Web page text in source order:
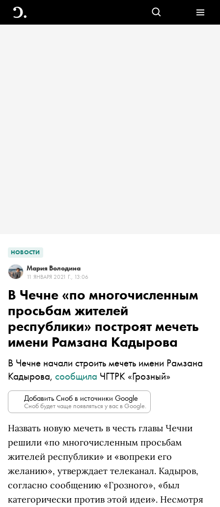
НОВОСТИ
Мария Володина
11 ЯНВАРЯ 2021 Г., 13:06
В Чечне «по многочисленным
просьбам жителей
республики» построят мечеть
имени Рамзана Кадырова
В Чечне начали строить мечеть имени Рамзана
Кадырова, сообщила ЧГТРК «Грозный»
Добавить Сноб в источники Google
Сноб будет чаще появляться у вас в Google.
Назвать новую мечеть в честь главы Чечни
решили «по многочисленным просьбам
жителей республики» и «вопреки его
желанию», утверждает телеканал. Кадыров,
согласно сообщению «Грозного», «был
категорически против этой идеи». Несмотря